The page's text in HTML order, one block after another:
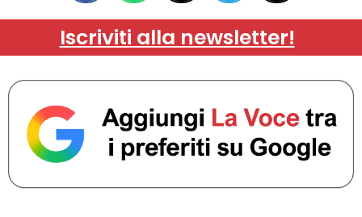
Iscriviti alla newsletter!